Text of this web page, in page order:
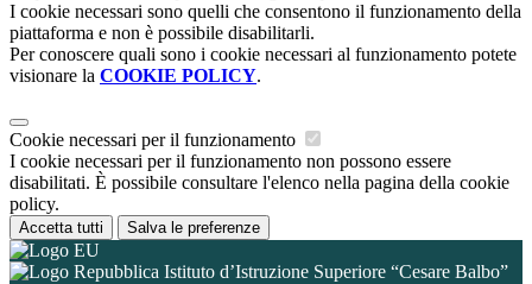
I cookie necessari sono quelli che consentono il funzionamento della
piattaforma e non è possibile disabilitarli.
Per conoscere quali sono i cookie necessari al funzionamento potete
visionare la COOKIE POLICY.
Cookie necessari per il funzionamento
I cookie necessari per il funzionamento non possono essere
disabilitati. È possibile consultare l'elenco nella pagina della cookie
policy.
Accetta tutti Salva le preferenze
Istituto d’Istruzione Superiore “Cesare Balbo”